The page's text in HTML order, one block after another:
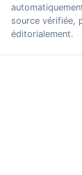
source vérifiée,
éditorialement.